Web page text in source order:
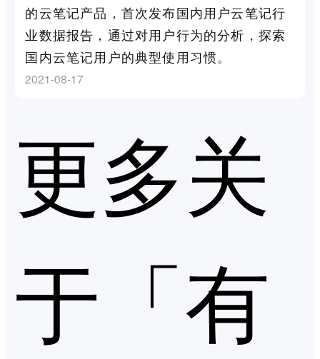
的云笔记产品，首次发布国内用户云笔记行
业数据报告，通过对用户行为的分析，探索
国内云笔记用户的典型使用习惯。
2021-08-17
更多关
于「有